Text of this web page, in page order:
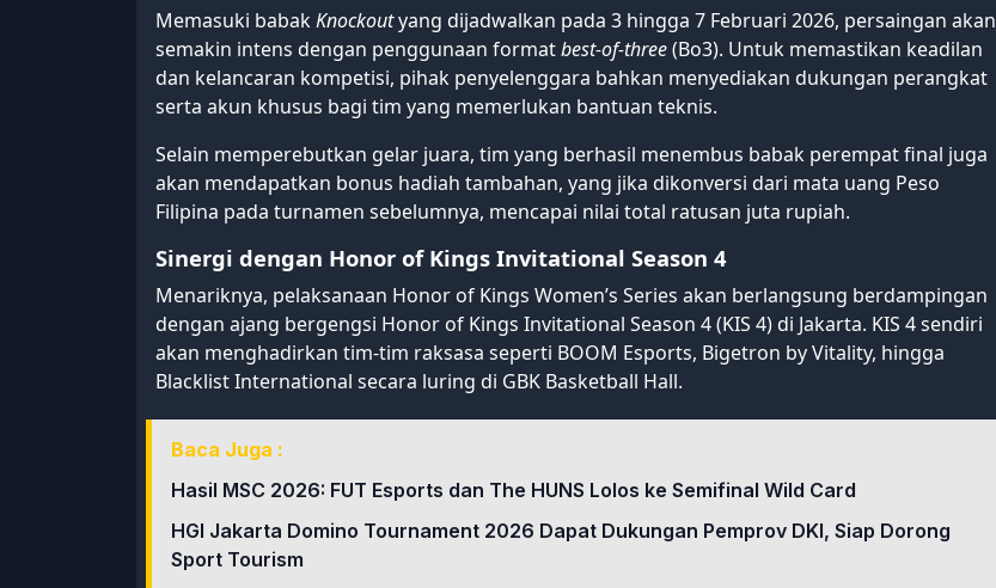
Memasuki babakKnockoutyang dijadwalkan pada 3 hingga 7 Februari 2026, persaingan akan
semakin intens dengan penggunaan formatbest-of-three(Bo3). Untuk memastikan keadilan
dan kelancaran kompetisi, pihak penyelenggara bahkan menyediakan dukungan perangkat
serta akun khusus bagi tim yang memerlukan bantuan teknis.
Selain memperebutkan gelar juara, tim yang berhasil menembus babak perempat final juga
akan mendapatkan bonus hadiah tambahan, yang jika dikonversi dari mata uang Peso
Filipina pada turnamen sebelumnya, mencapai nilai total ratusan juta rupiah.
Sinergi dengan Honor of Kings Invitational Season 4
Menariknya, pelaksanaan Honor of Kings Women’s Series akan berlangsung berdampingan
dengan ajang bergengsi Honor of Kings Invitational Season 4 (KIS 4) di Jakarta. KIS 4 sendiri
akan menghadirkan tim-tim raksasa seperti BOOM Esports, Bigetron by Vitality, hingga
Blacklist International secara luring di GBK Basketball Hall.
Baca Juga :
Hasil MSC 2026: FUT Esports dan The HUNS Lolos ke Semifinal Wild Card
HGI Jakarta Domino Tournament 2026 Dapat Dukungan Pemprov DKI, Siap Dorong
Sport Tourism